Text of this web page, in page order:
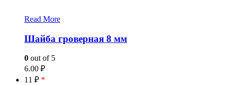
Read More
Шайба гроверная 8 мм
0 out of 5
6.00 ₽
11 ₽ *